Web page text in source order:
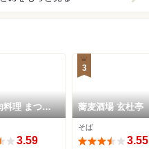
料理 まつも
3.59
3
蕎麦酒場 玄杜亭
そば
3.55